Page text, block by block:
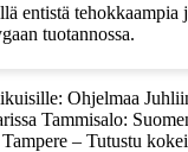
entistä
tuotannossa.
Ohjelmaa
Tammisalo:
– Tutustu